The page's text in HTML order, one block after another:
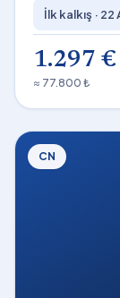
İlk kalkış · 22
1.297 €
≈ 77.800 ₺
CN